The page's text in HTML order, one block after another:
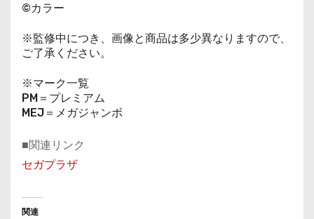
©カラー
※監修中につき、画像と商品は多少異なりますので、
ご了承ください。
※マーク一覧
PM＝プレミアム
MEJ＝メガジャンボ
■関連リンク
セガプラザ
関連